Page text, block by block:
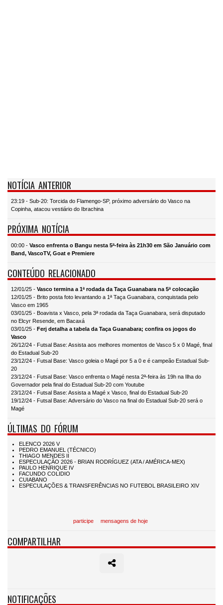
NOTÍCIA ANTERIOR
23:19 - Sub-20: Torcida do Flamengo-SP, próximo adversário do Vasco na
Copinha, atacou vestiário do Ibrachina
PRÓXIMA NOTÍCIA
00:00 - Vasco enfrenta o Bangu nesta 5ª-feira às 21h30 em São Januário com
Band, VascoTV, Goat e Premiere
CONTEÚDO RELACIONADO
12/01/25 - Vasco termina a 1ª rodada da Taça Guanabara na 5ª colocação
12/01/25 - Brito posta foto levantando a 1ª Taça Guanabara, conquistada pelo
Vasco em 1965
03/01/25 - Boavista x Vasco, pela 3ª rodada da Taça Guanabara, será disputado
no Elcyr Resende, em Bacaxá
03/01/25 - Ferj detalha a tabela da Taça Guanabara; confira os jogos do
Vasco
26/12/24 - Futsal Base: Assista aos melhores momentos de Vasco 5 x 0 Magé, final
do Estadual Sub-20
23/12/24 - Futsal Base: Vasco goleia o Magé por 5 a 0 e é campeão Estadual Sub-
20
23/12/24 - Futsal Base: Vasco enfrenta o Magé nesta 2ª-feira às 19h na Ilha do
Governador pela final do Estadual Sub-20 com Youtube
23/12/24 - Futsal Base: Assista a Magé x Vasco, final do Estadual Sub-20
19/12/24 - Futsal Base: Adversário do Vasco na final do Estadual Sub-20 será o
Magé
ÚLTIMAS DO FÓRUM
participe mensagens de hoje
COMPARTILHAR
NOTIFICAÇÕES